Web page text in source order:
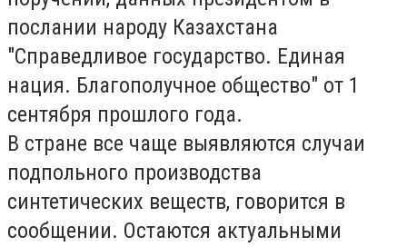
послании народу Казахстана
"Справедливое государство. Единая
нация. Благополучное общество" от 1
сентября прошлого года.
В стране все чаще выявляются случаи
подпольного производства
синтетических веществ, говорится в
сообщении. Остаются актуальными